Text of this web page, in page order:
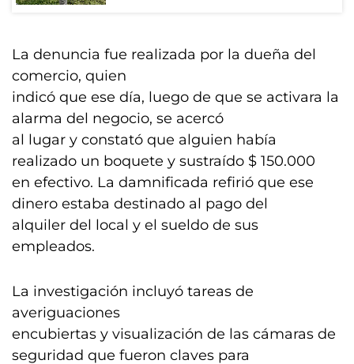
La denuncia fue realizada por la dueña del
comercio, quien
indicó que ese día, luego de que se activara la
alarma del negocio, se acercó
al lugar y constató que alguien había
realizado un boquete y sustraído $ 150.000
en efectivo. La damnificada refirió que ese
dinero estaba destinado al pago del
alquiler del local y el sueldo de sus
empleados.
La investigación incluyó tareas de
averiguaciones
encubiertas y visualización de las cámaras de
seguridad que fueron claves para